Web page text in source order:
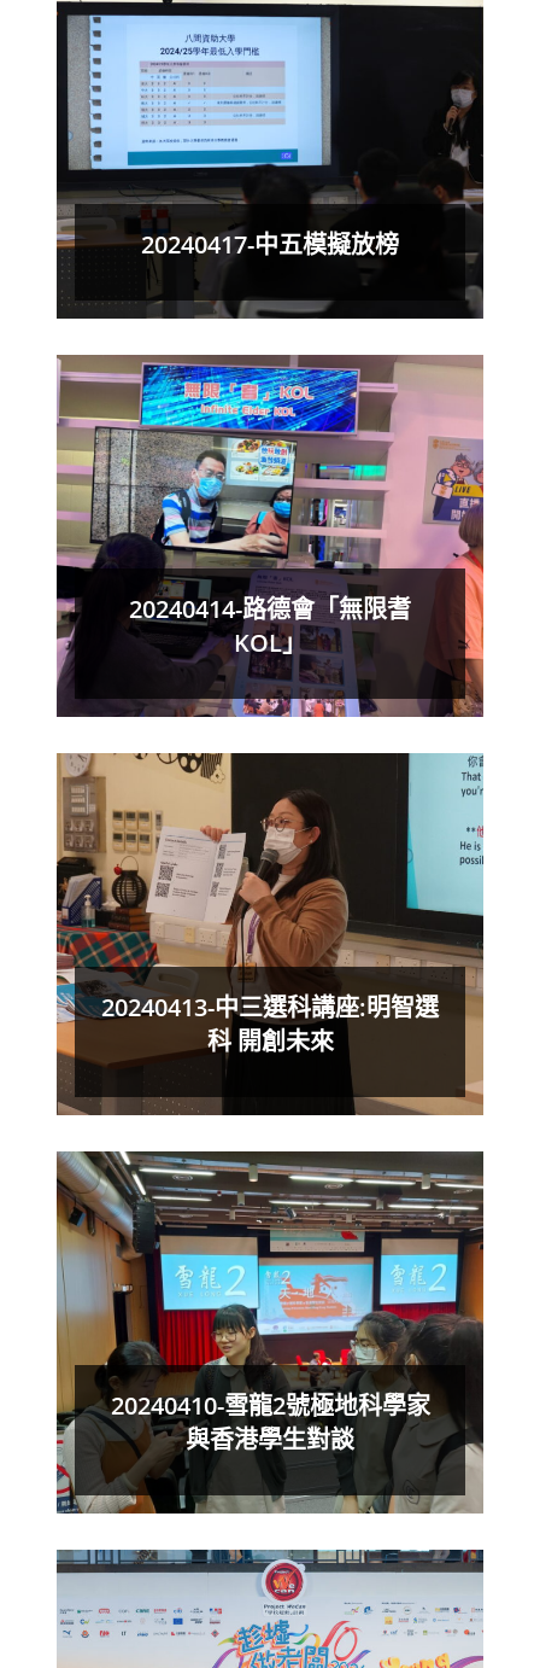
20240417-中五模擬放榜
20240414-路德會「無限耆
KOL」
20240413-中三選科講座:明智選
科 開創未來
20240410-雪龍2號極地科學家
與香港學生對談